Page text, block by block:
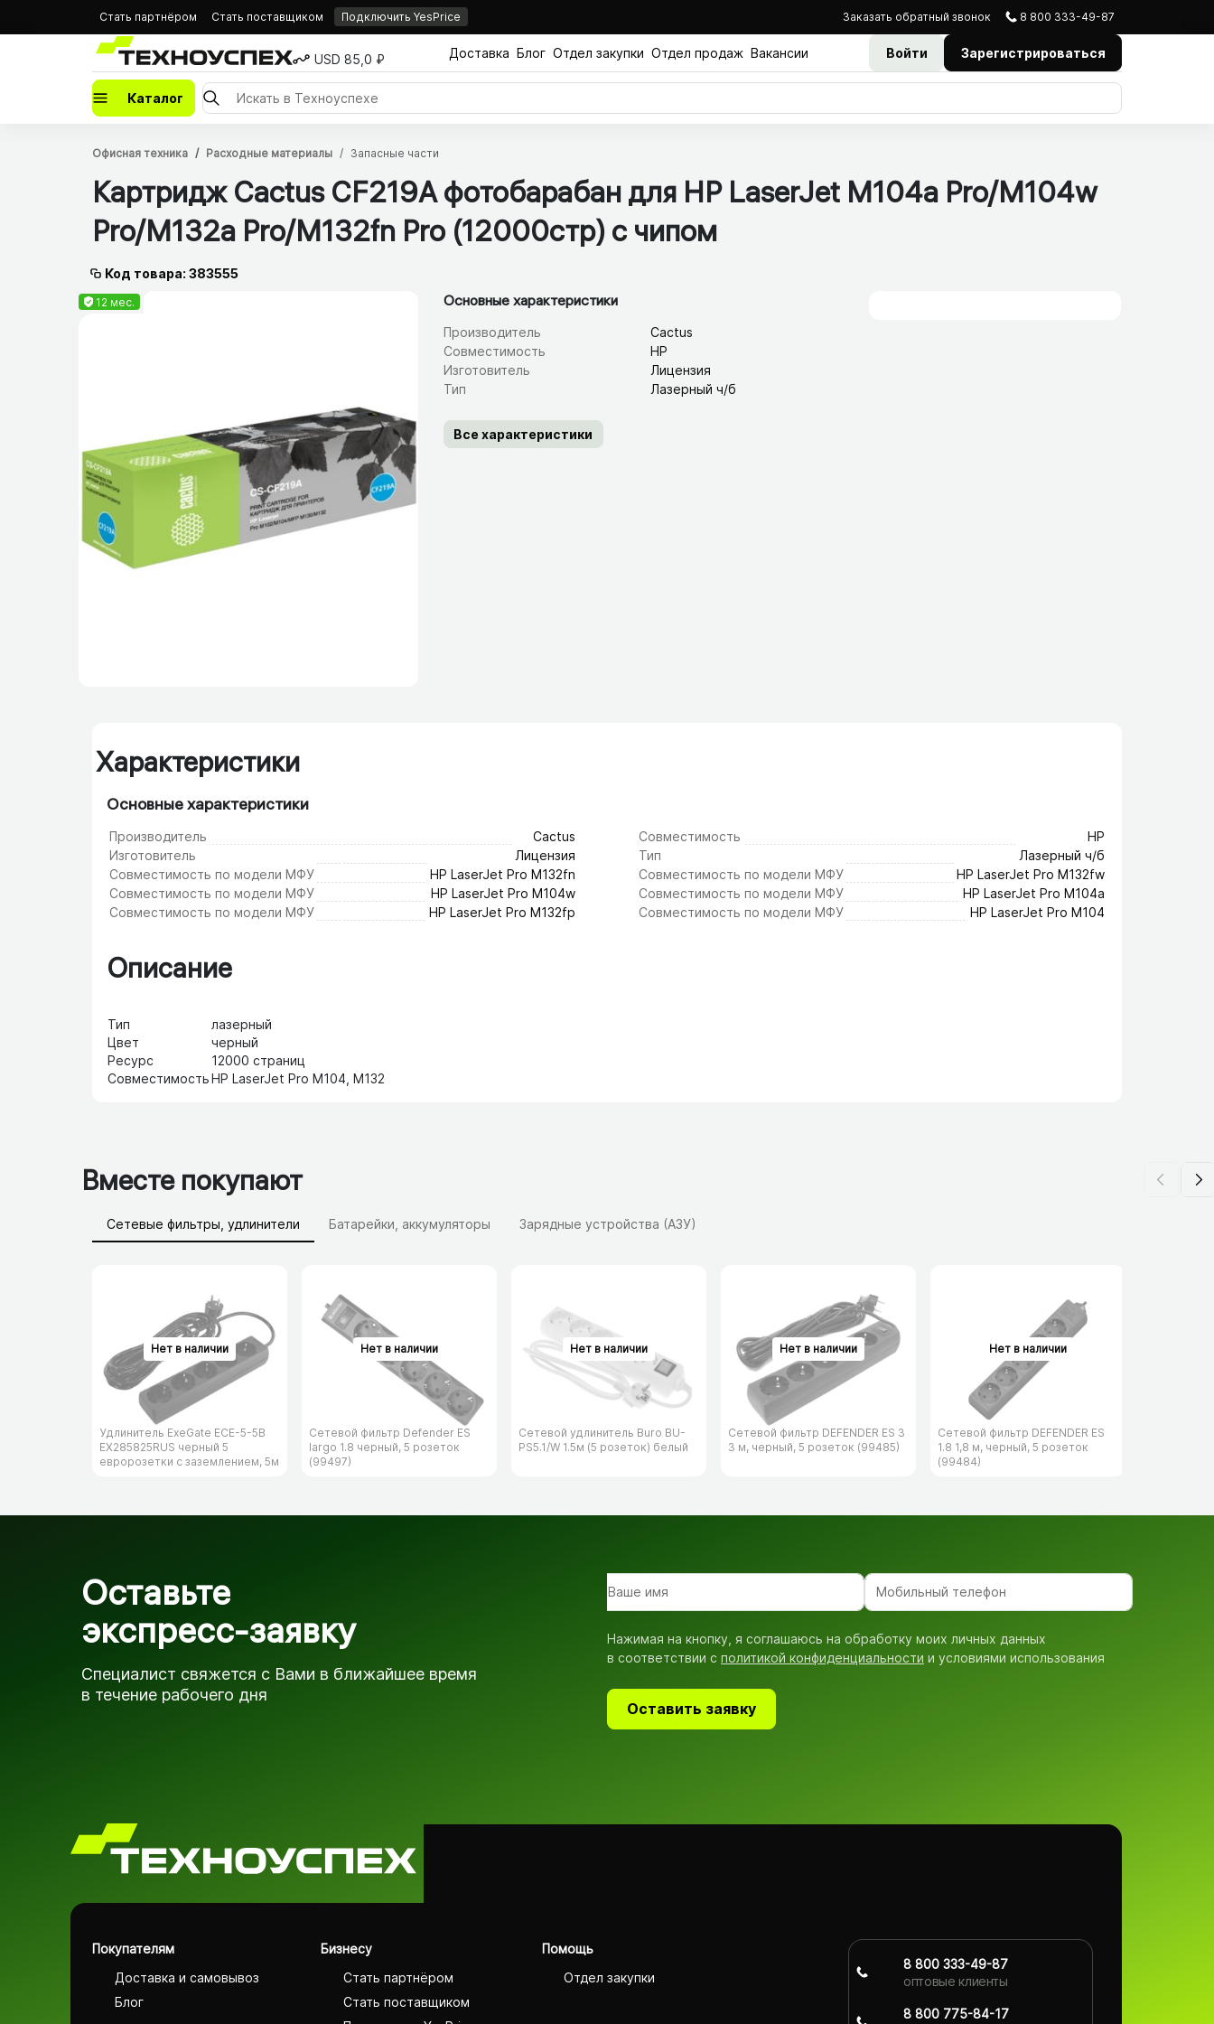
Стать партнёром Стать поставщиком Подключить YesPrice Заказать обратный звонок 8 800 333-49-87
USD 85,0 ₽ Доставка Блог Отдел закупки Отдел продаж Вакансии Войти Зарегистрироваться
Каталог
Офисная техника Расходные материалы Запасные части
Картридж Cactus CF219A фотобарабан для HP LaserJet M104a Pro/​M104w
Pro/​M132a Pro/​M132fn Pro (12000стр) с чипом
Код товара: 383555
12 мес. Основные характеристики
Производитель
Cactus
Совместимость
HP
Изготовитель
Лицензия
Тип
Лазерный ч/б
Все характеристики
Характеристики
Основные характеристики
Производитель Cactus Совместимость
HP
Изготовитель
Лицензия Тип
Лазерный ч/б
Совместимость по модели МФУ
HP LaserJet Pro M132fn Совместимость по модели МФУ
HP LaserJet Pro M132fw
Совместимость по модели МФУ
HP LaserJet Pro M104w Совместимость по модели МФУ
HP LaserJet Pro M104a
Совместимость по модели МФУ
HP LaserJet Pro M132fp Совместимость по модели МФУ HP LaserJet Pro M104
Описание
Тип
лазерный
Цвет
черный
Ресурс
12000 страниц
СовместимостьHP LaserJet Pro M104, M132
Вместе покупают
Сетевые фильтры, удлинители Батарейки, аккумуляторы Зарядные устройства (АЗУ)
Удлинитель ExeGate ECE-5-5B
EX285825RUS черный 5
евророзетки с заземлением, 5м
Сетевой фильтр Defender ES
largo 1.8 черный, 5 розеток
(99497)
Сетевой удлинитель Buro BU-
PS5.1/​W 1.5м (5 розеток) белый
Сетевой фильтр DEFENDER ES 3
3 м, черный, 5 розеток (99485)
Сетевой фильтр DEFENDER ES
1.8 1,8 м, черный, 5 розеток
(99484)
Оставьте
экспресс-заявку
Специалист свяжется с Вами в ближайшее время
в течение рабочего дня
Нажимая на кнопку, я соглашаюсь на обработку моих личных данных
в соответствии с политикой конфиденциальности и условиями использования
Оставить заявку
Покупателям
Доставка и самовывоз
Блог
Бизнесу
Стать партнёром
Стать поставщиком
Помощь
Отдел закупки
8 800 333-49-87
оптовые клиенты
8 800 775-84-17